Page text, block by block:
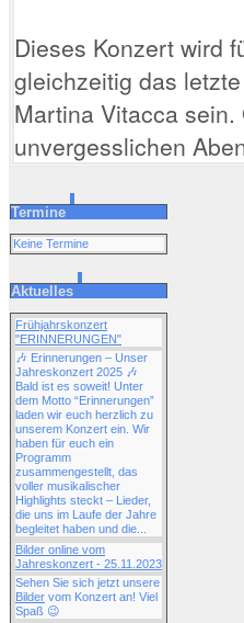
Dieses Konzert wird
gleichzeitig das
Martina Vitacca
unvergesslichen
Termine
Keine Termine
Aktuelles
Frühjahrskonzert
"ERINNERUNGEN"
🎶 Erinnerungen – Unser
Jahreskonzert 2025 🎶
Bald ist es soweit! Unter
dem Motto “Erinnerungen”
laden wir euch herzlich zu
unserem Konzert ein. Wir
haben für euch ein
Programm
zusammengestellt, das
voller musikalischer
Highlights steckt – Lieder,
die uns im Laufe der Jahre
begleitet haben und die...
Bilder online vom
Jahreskonzert - 25.11.2023
Sehen Sie sich jetzt unsere
Bilder vom Konzert an! Viel
Spaß 😉